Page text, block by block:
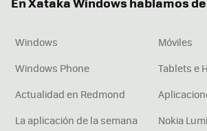
Windows
Móviles
Windows Phone
Tablets e
Actualidad en Redmond
La aplicación de la semana
Nokia